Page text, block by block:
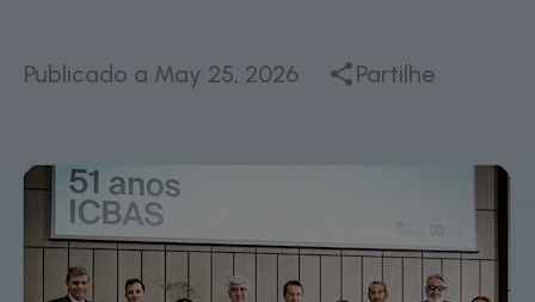
Publicado a May 25, 2026 Partilhe